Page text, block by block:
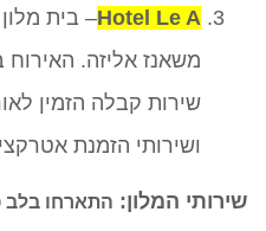
Hotel Le A– בית
ושירותי הזמנת
שירותי המלון: התארחו בלב